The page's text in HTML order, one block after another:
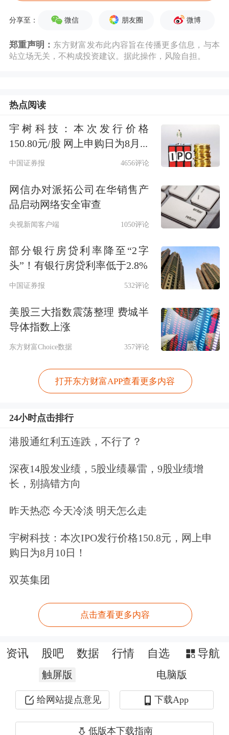
贵金属板块持续拉升，招金黄金涨停，
晓程科技
、紫金矿业大涨。
消息面上，国际金价回暖。据央视新闻
报道，美国总统特朗普11日在社交媒体
发文称，鉴于与伊朗的磋商已提交至伊
朗最高领导层并获得批准，因此他已取
消原定于当晚针对伊朗实施的打击与轰
炸行动。
工业金属板块高开高走，云南铜业、北
分享至： 微信 朋友圈 微博
郑重声明： 东方财富发布此内容旨在传播更多信息，与本
站立场无关，不构成投资建议。据此操作，风险自担。
热点阅读
宇树科技：本次发行价格
150.80元/股 网上申购日为8月...
中国证券报 4656评论
网信办对派拓公司在华销售产
品启动网络安全审查
央视新闻客户端 1050评论
部分银行房贷利率降至“2字
头”！有银行房贷利率低于2.8%
中国证券报 532评论
美股三大指数震荡整理 费城半
导体指数上涨
东方财富Choice数据 357评论
打开东方财富APP查看更多内容
24小时点击排行
港股通红利五连跌，不行了？
深夜14股发业绩，5股业绩暴雷，9股业绩增
长，别搞错方向
昨天热恋 今天冷淡 明天怎么走
宇树科技：本次IPO发行价格150.8元，网上申
购日为8月10日！
双英集团
点击查看更多内容
资讯 股吧 数据 行情 自选 导航
触屏版 电脑版
给网站提点意见 下载App
低版本下载指南